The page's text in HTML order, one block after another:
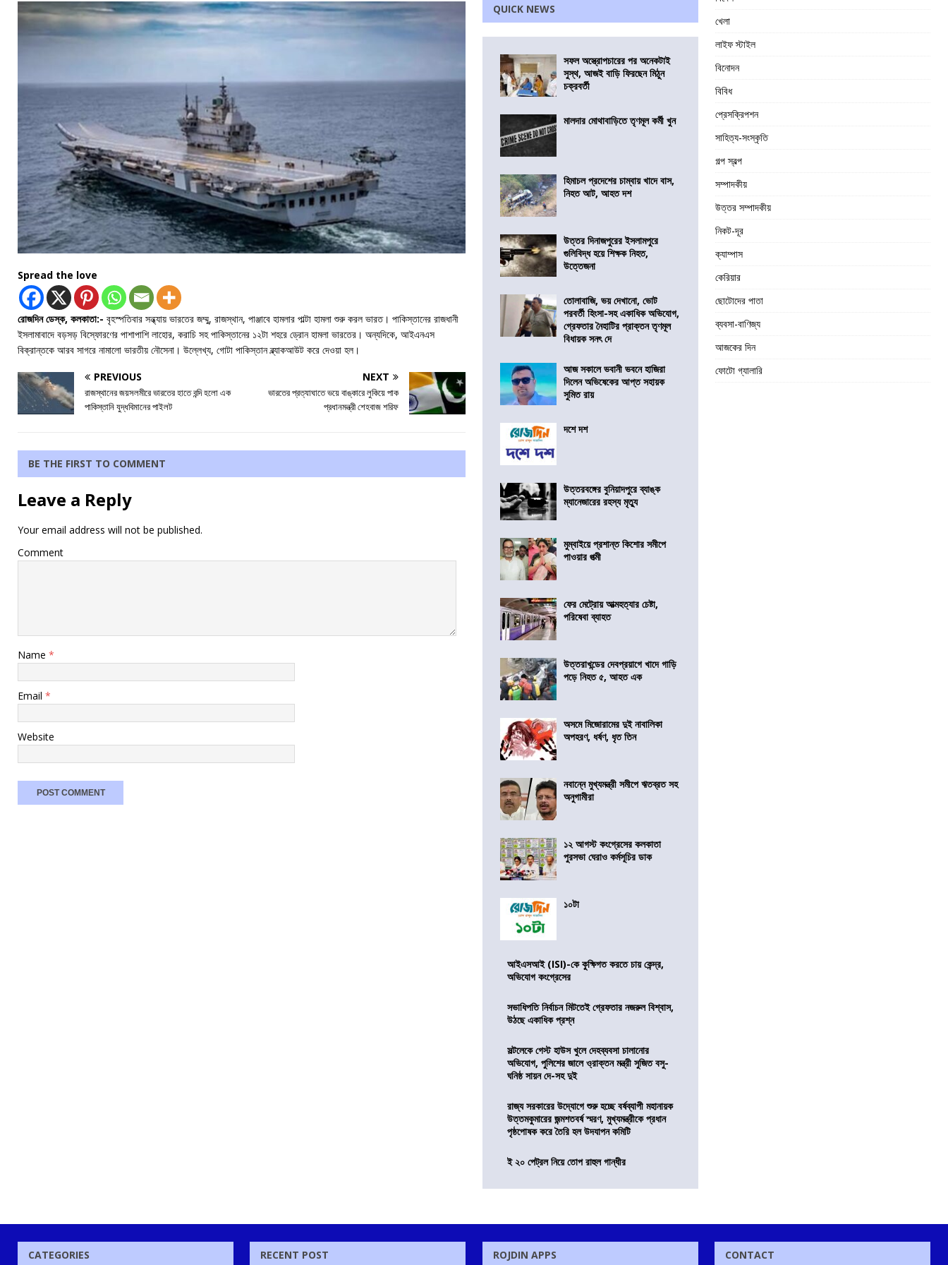
Spread the love
রোজদিন ডেস্ক, কলকাতা:- বৃহস্পতিবার সন্ধ্যায় ভারতের জম্মু, রাজস্থান, পাঞ্জাবে হামলার পাল্টা হামলা শুরু করল ভারত। পাকিস্তানের রাজধানী
ইসলামাবাদে বড়সড় বিস্ফোরণের পাশাপাশি লাহোর, করাচি সহ পাকিস্তানের ১২টা শহরে ড্রোন হামলা ভারতের। অন্যদিকে, আইএনএস
বিক্রান্তকে আরব সাগরে নামালো ভারতীয় নৌসেনা। উল্লেখ্য, গোটা পাকিস্তান ব্ল্যাকআউট করে দেওয়া হল।
PREVIOUS
রাজস্থানের জয়সলমীরে ভারতের হাতে বন্দি হলো এক
পাকিস্তানি যুদ্ধবিমানের পাইলট
NEXT
ভারতের প্রত্যাঘাতে ভয়ে বাঙ্কারে লুকিয়ে পাক
প্রধানমন্ত্রী শেহবাজ শরিফ
BE THE FIRST TO COMMENT
Leave a Reply
Your email address will not be published.
Comment
Name *
Email *
Website
QUICK NEWS
সফল অস্ত্রোপচারের পর অনেকটাই
সুস্থ, আজই বাড়ি ফিরছেন মিঠুন
চক্রবর্তী
মালদার মোথাবাড়িতে তৃণমূল কর্মী খুন
হিমাচল প্রদেশের চাম্বায় খাদে বাস,
নিহত আট, আহত দশ
উত্তর দিনাজপুরের ইসলামপুরে
গুলিবিদ্ধ হয়ে শিক্ষক নিহত,
উত্তেজনা
তোলাবাজি, ভয় দেখানো, ভোট
পরবর্তী হিংসা-সহ একাধিক অভিযোগ,
গ্রেফতার নৈহাটির প্রাক্তন তৃণমূল
বিধায়ক সনৎ দে
আজ সকালে ভবানী ভবনে হাজিরা
দিলেন অভিষেকের আপ্ত সহায়ক
সুমিত রায়
দশে দশ
উত্তরবঙ্গের বুনিয়াদপুরে ব্যাঙ্ক
ম্যানেজারের রহস্য মৃত্যু
মুম্বাইয়ে প্রশান্ত কিশোর সমীপে
পাওয়ার পত্মী
ফের মেট্রোয় আত্মহত্যার চেষ্টা,
পরিষেবা ব্যাহত
উত্তরাখন্ডের দেবপ্রয়াগে খাদে গাড়ি
পড়ে নিহত ৫, আহত এক
অসমে মিজোরামের দুই নাবালিকা
অপহরণ, ধর্ষণ, ধৃত তিন
নবান্নে মুখ্যমন্ত্রী সমীপে ঋতব্রত সহ
অনুগামীরা
১২ আগস্ট কংগ্রেসের কলকাতা
পুরসভা ঘেরাও কর্মসূচির ডাক
১০টা
আইএসআই (ISI)-কে কুক্ষিগত করতে চায় কেন্দ্র,
অভিযোগ কংগ্রেসের
সভাধিপতি নির্বাচন মিটতেই গ্রেফতার নজরুল বিশ্বাস,
উঠছে একাধিক প্রশ্ন
সল্টলেকে গেস্ট হাউস খুলে দেহব্যবসা চালানোর
অভিযোগ, পুলিশের জালে ও্রাক্তন মন্ত্রী সুজিত বসু-
ঘনিষ্ঠ সায়ন দে-সহ দুই
রাজ্য সরকারের উদ্যোগে শুরু হচ্ছে বর্ষব্যাপী মহানায়ক
উত্তমকুমারের জন্মশতবর্ষ স্মরণ, মুখ্যমন্ত্রীকে প্রধান
পৃষ্ঠপোষক করে তৈরি হল উদযাপন কমিটি
ই ২০ পেট্রল নিয়ে তোপ রাহুল গান্ধীর
খেলা
লাইফ স্টাইল
বিনোদন
বিবিধ
প্রেসক্রিপশন
সাহিত্য-সংস্কৃতি
গল্প স্বল্প
সম্পাদকীয়
উত্তর সম্পাদকীয়
নিকট-দূর
ক্যাম্পাস
কেরিয়ার
ছোটোদের পাতা
ব্যবসা-বাণিজ্য
আজকের দিন
ফোটো গ্যালারি
CATEGORIES RECENT POST ROJDIN APPS CONTACT